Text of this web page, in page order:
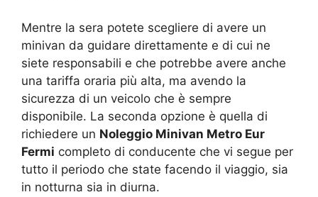
Mentre la sera potete scegliere di avere un
minivan da guidare direttamente e di cui ne
siete responsabili e che potrebbe avere anche
una tariffa oraria più alta, ma avendo la
sicurezza di un veicolo che è sempre
disponibile. La seconda opzione è quella di
richiedere un Noleggio Minivan Metro Eur
Fermi completo di conducente che vi segue per
tutto il periodo che state facendo il viaggio, sia
in notturna sia in diurna.